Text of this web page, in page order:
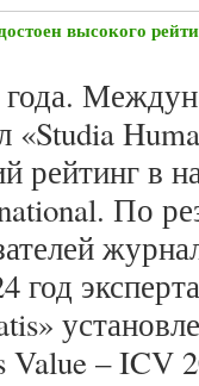
высокого
года.
рейтинг в
По
год
Value – ICV